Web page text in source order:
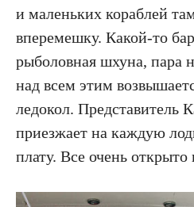
и маленьких кораблей
вперемешку. Какой-то
рыболовная шхуна, пара
над всем этим
ледокол. Представитель
приезжает на каждую
плату. Все очень